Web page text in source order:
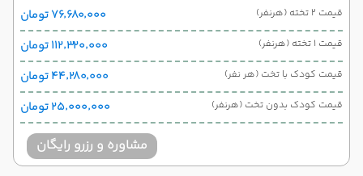
قیمت 2 تخته (هرنفر) ۷۶٬۶۸۰٬۰۰۰ تومان
قیمت 1 تخته (هرنفر) ۱۱۲٬۳۲۰٬۰۰۰ تومان
قیمت کودک با تخت (هر نفر) ۴۴٬۲۸۰٬۰۰۰ تومان
قیمت کودک بدون تخت (هرنفر) ۲۵٬۰۰۰٬۰۰۰ تومان
مشاوره و رزرو رایگان